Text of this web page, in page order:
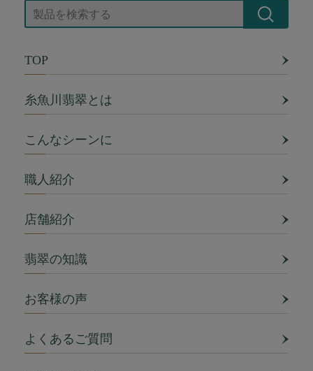
TOP
糸魚川翡翠とは
こんなシーンに
職人紹介
店舗紹介
翡翠の知識
お客様の声
よくあるご質問